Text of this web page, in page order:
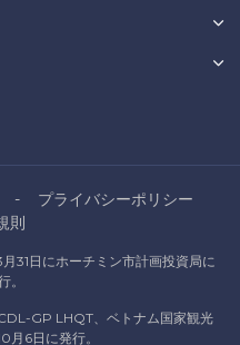
プライバシーポリシー
則
31日にホーチミン市計画投資局に
。
GP LHQT、ベトナム国家観光
月6日に発行。